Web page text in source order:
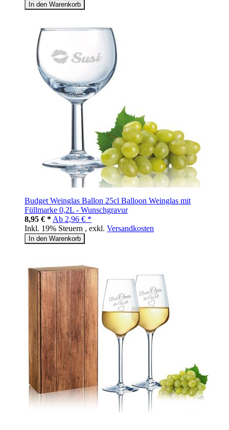
In den Warenkorb
Budget Weinglas Ballon 25cl Balloon Weinglas mit
Füllmarke 0,2L - Wunschgravur
8,95 € * Ab 2,96 € *
Inkl. 19% Steuern , exkl. Versandkosten
In den Warenkorb